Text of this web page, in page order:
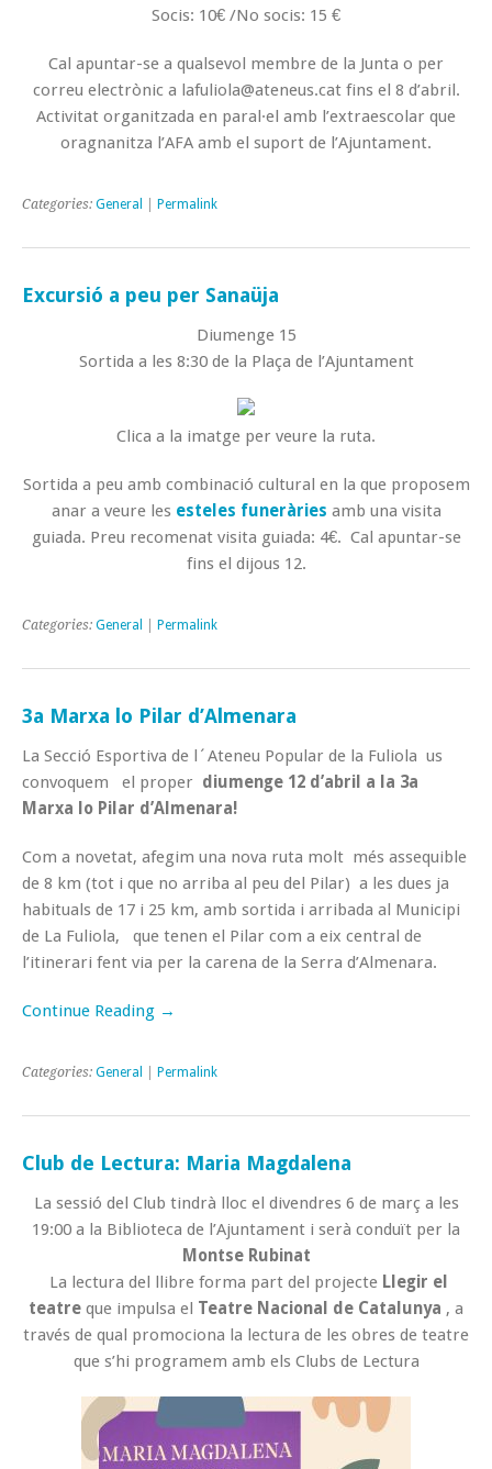
Socis: 10€ /No socis: 15 €
Cal apuntar-se a qualsevol membre de la Junta o per
correu electrònic a lafuliola@ateneus.cat fins el 8 d’abril.
Activitat organitzada en paral·el amb l’extraescolar que
oragnanitza l’AFA amb el suport de l’Ajuntament.
Categories: General Permalink
Excursió a peu per Sanaüja
Diumenge 15
Sortida a les 8:30 de la Plaça de l’Ajuntament
Clica a la imatge per veure la ruta.
Sortida a peu amb combinació cultural en la que proposem
anar a veure les esteles funeràries amb una visita
guiada. Preu recomenat visita guiada: 4€. Cal apuntar-se
fins el dijous 12.
Categories: General Permalink
3a Marxa lo Pilar d’Almenara
La Secció Esportiva de l´Ateneu Popular de la Fuliola us
convoquem el proper diumenge 12 d’abril a la 3a
Marxa lo Pilar d’Almenara!
Com a novetat, afegim una nova ruta molt més assequible
de 8 km (tot i que no arriba al peu del Pilar) a les dues ja
habituals de 17 i 25 km, amb sortida i arribada al Municipi
de La Fuliola, que tenen el Pilar com a eix central de
l’itinerari fent via per la carena de la Serra d’Almenara.
Continue Reading →
Categories: General Permalink
Club de Lectura: Maria Magdalena
La sessió del Club tindrà lloc el divendres 6 de març a les
19:00 a la Biblioteca de l’Ajuntament i serà conduït per la
Montse Rubinat
La lectura del llibre forma part del projecte Llegir el
teatre que impulsa el Teatre Nacional de Catalunya , a
través de qual promociona la lectura de les obres de teatre
que s’hi programem amb els Clubs de Lectura